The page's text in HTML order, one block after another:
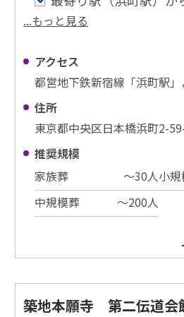
...もっと見る
アクセス
都営地下鉄新宿線「浜町駅
住所
東京都中央区日本橋浜町2-
推奨規模
家族葬
〜30⼈小
中規模葬
〜200⼈
築地本願寺 第二伝道会